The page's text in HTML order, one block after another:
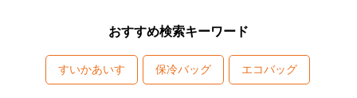
おすすめ検索キーワード
すいかあいす 保冷バッグ エコバッグ